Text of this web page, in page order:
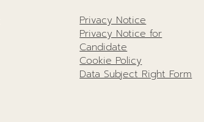
Privacy Notice
Privacy Notice for
Candidate
Cookie Policy
Data Subject Right Form